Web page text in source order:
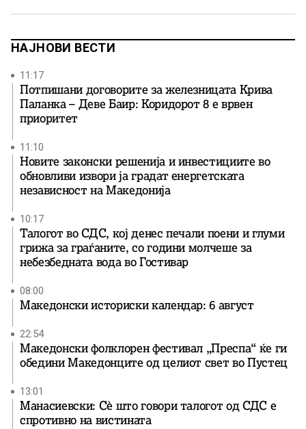
Цепенков, и Стефан И. Верковиќ. Кирил Пенушлиски е
основно образование во родниот […]
НАЈНОВИ ВЕСТИ
11:17
Потпишани договорите за железницата Крива
Паланка – Деве Баир: Коридорот 8 е врвен
приоритет
11:10
Новите законски решенија и инвестициите во
обновливи извори ја градат енергетската
независност на Македонија
10:17
Талогот во СДС, кој денес печали поени и глуми
грижа за граѓаните, со години молчеше за
небезбедната вода во Гостивар
08:00
Македонски историски календар: 6 август
22:54
Македонски фолклорен фестивал „Преспа“ ќе ги
обедини Македонците од целиот свет во Пустец
13:01
Манасиевски: Сè што говори талогот од СДС е
спротивно на вистината